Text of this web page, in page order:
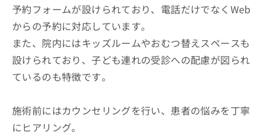
予約フォームが設けられており、電話だけでなくWeb
からの予約に対応しています。
また、院内にはキッズルームやおむつ替えスペースも
設けられており、子ども連れの受診への配慮が図られ
ているのも特徴です。
施術前にはカウンセリングを行い、患者の悩みを丁寧
にヒアリング。